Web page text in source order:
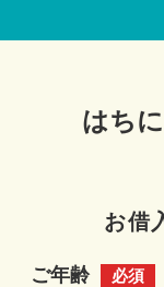
はち
お借
ご年齢 必須